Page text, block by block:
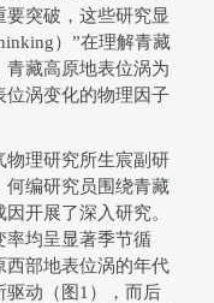
突破，这些研究显
）”在理解青藏
藏高原地表位涡为
位涡变化的物理因子
物理研究所生宸副研
何编研究员围绕青藏
开展了深入研究。
率均呈显著季节循
西部地表位涡的年代
驱动（图1），而后